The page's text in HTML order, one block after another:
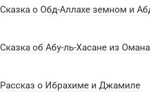
Сказка о Обд-Аллахе земном и
Сказка об Абу-ль-Хасане из Омана
Рассказ о Ибрахиме и Джамиле